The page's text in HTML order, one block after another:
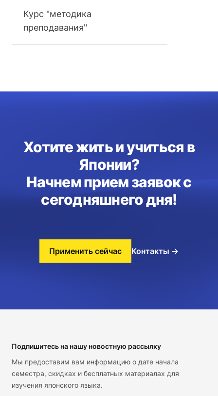
Курс "методика
преподавания"
Хотите жить и учиться в
Японии?
Начнем прием заявок с
сегодняшнего дня!
Применить сейчас Контакты →
Подпишитесь на нашу новостную рассылку
Мы предоставим вам информацию о дате начала
семестра, скидках и бесплатных материалах для
изучения японского языка.